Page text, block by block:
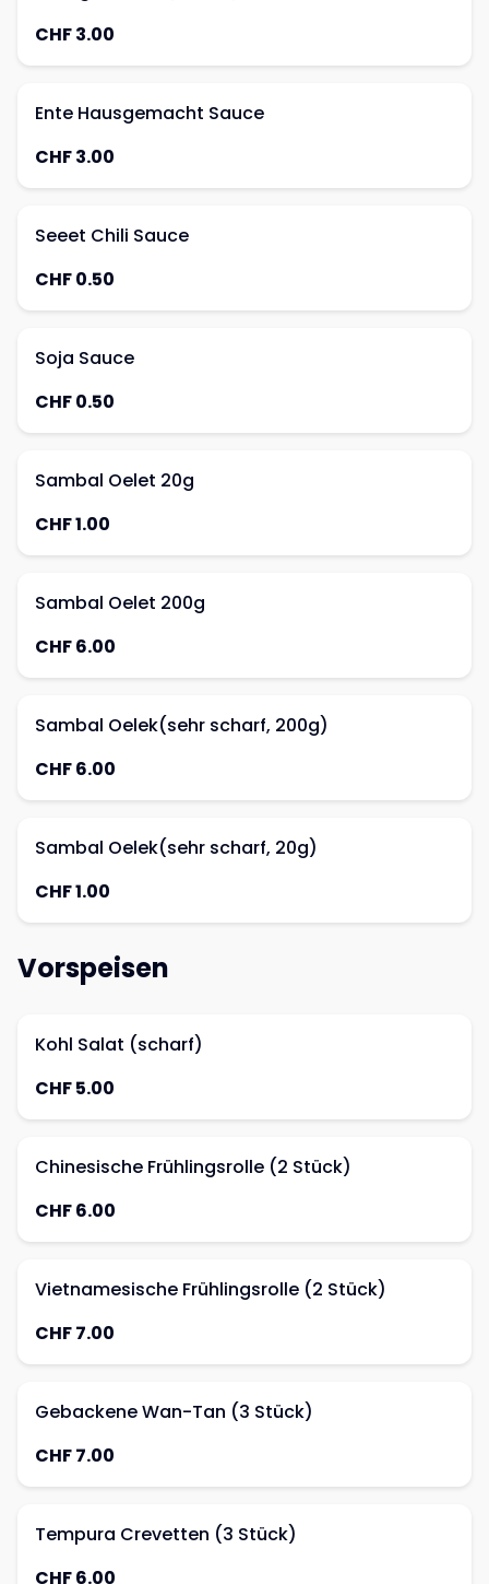
CHF 3.00
Ente Hausgemacht Sauce
CHF 3.00
Seeet Chili Sauce
CHF 0.50
Soja Sauce
CHF 0.50
Sambal Oelet 20g
CHF 1.00
Sambal Oelet 200g
CHF 6.00
Sambal Oelek(sehr scharf, 200g)
CHF 6.00
Sambal Oelek(sehr scharf, 20g)
CHF 1.00
Vorspeisen
Kohl Salat (scharf)
CHF 5.00
Chinesische Frühlingsrolle (2 Stück)
CHF 6.00
Vietnamesische Frühlingsrolle (2 Stück)
CHF 7.00
Gebackene Wan-Tan (3 Stück)
CHF 7.00
Tempura Crevetten (3 Stück)
CHF 6.00